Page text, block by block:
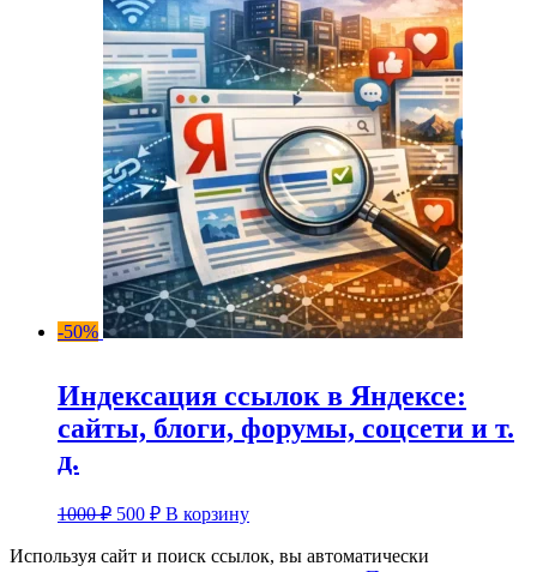
-50%
Индексация ссылок в Яндексе:
сайты, блоги, форумы, соцсети и т.
д.
1000₽ Первоначальная
составляла
500 ₽Текущая
цена:
500 ₽.
В корзину
Используя сайт и поиск ссылок, вы автоматически